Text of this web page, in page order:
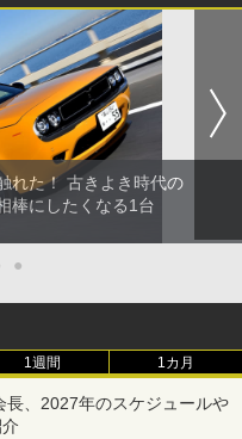
れた！ 古きよき時代の
棒にしたくなる1台
●
1週間 1カ月
長、2027年のスケジュールや